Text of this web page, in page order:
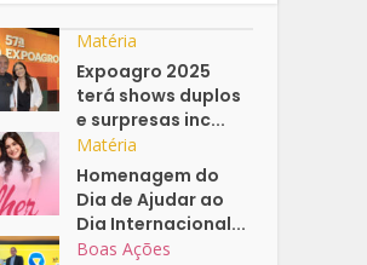
Matéria
Expoagro 2025
terá shows duplos
e surpresas inc...
Matéria
Homenagem do
Dia de Ajudar ao
Dia Internacional...
Boas Ações